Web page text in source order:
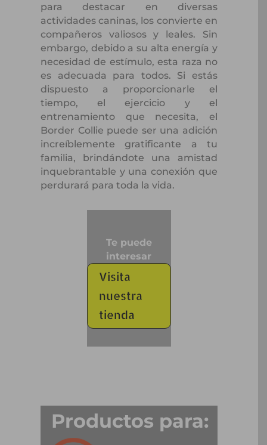
para destacar en diversas
actividades caninas, los convierte en
compañeros valiosos y leales. Sin
embargo, debido a su alta energía y
necesidad de estímulo, esta raza no
es adecuada para todos. Si estás
dispuesto a proporcionarle el
tiempo, el ejercicio y el
entrenamiento que necesita, el
Border Collie puede ser una adición
increíblemente gratificante a tu
familia, brindándote una amistad
inquebrantable y una conexión que
perdurará para toda la vida.
Te puede
interesar
Visita
nuestra
tienda
Productos para: